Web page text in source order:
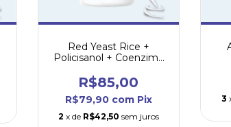
Red Yeast Rice +
Policisanol + Coenzima
R$85,00
R$79,90 com Pix
2 x de R$42,50 sem juros
3